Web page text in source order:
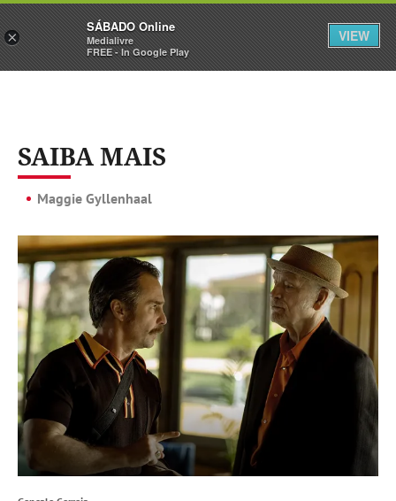
Sábado Assine Iniciar Sessão
SAIBA MAIS
Maggie Gyllenhaal
×
SÁBADO Online
Medialivre
FREE - In Google Play
VIEW